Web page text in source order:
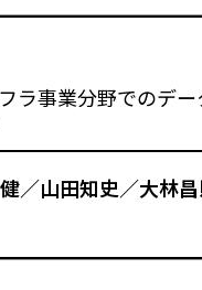
ラ事業分野でのデ
／山田知史／大林